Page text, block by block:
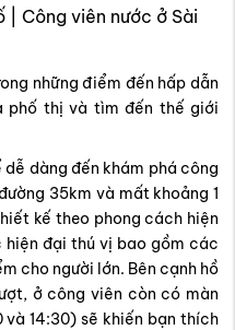
| Công viên nước ở Sài
những điểm đến hấp dẫn
phố thị và tìm đến thế giới
dàng đến khám phá công
35km và mất khoảng 1
kế theo phong cách hiện
đại thú vị bao gồm các
cho người lớn. Bên cạnh hồ
ở công viên còn có màn
14:30) sẽ khiến bạn thích